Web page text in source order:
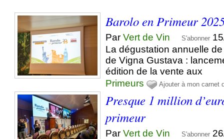
Barolo en Primeur
ParVert de Vin S'abonner
La dégustation annuelle
de Vigna Gustava :
édition de la vente aux
Primeurs
Ajouter à mon carnet
Presque 1 million
primeur
ParVert de Vin S'abonner